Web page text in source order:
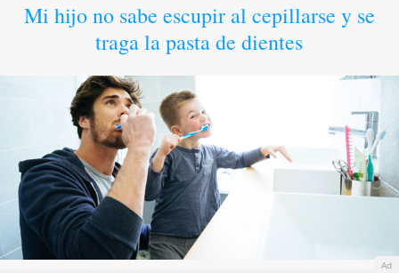
Mi hijo no sabe escupir al cepillarse y se
traga la pasta de dientes
Ad